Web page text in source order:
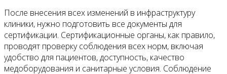
После внесения всех изменений в инфраструктуру
клиники, нужно подготовить все документы для
сертификации. Сертификационные органы, как правило,
проводят проверку соблюдения всех норм, включая
удобство для пациентов, доступность, качество
медоборудования и санитарные условия. Соблюдение